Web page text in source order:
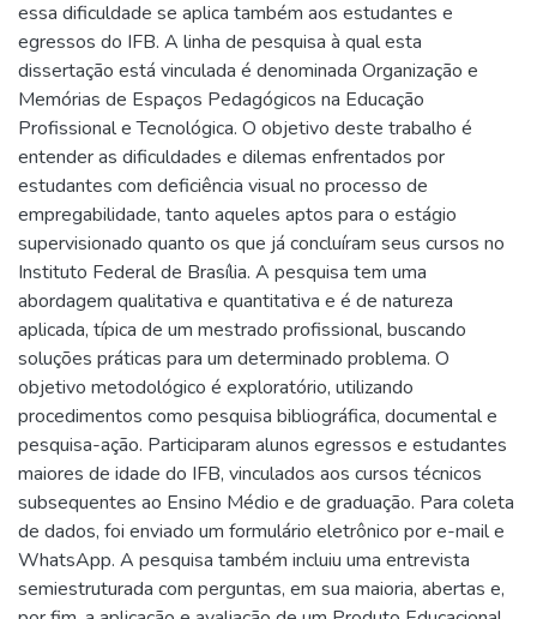
essa dificuldade se aplica também aos estudantes e
egressos do IFB. A linha de pesquisa à qual esta
dissertação está vinculada é denominada Organização e
Memórias de Espaços Pedagógicos na Educação
Profissional e Tecnológica. O objetivo deste trabalho é
entender as dificuldades e dilemas enfrentados por
estudantes com deficiência visual no processo de
empregabilidade, tanto aqueles aptos para o estágio
supervisionado quanto os que já concluíram seus cursos no
Instituto Federal de Brasília. A pesquisa tem uma
abordagem qualitativa e quantitativa e é de natureza
aplicada, típica de um mestrado profissional, buscando
soluções práticas para um determinado problema. O
objetivo metodológico é exploratório, utilizando
procedimentos como pesquisa bibliográfica, documental e
pesquisa-ação. Participaram alunos egressos e estudantes
maiores de idade do IFB, vinculados aos cursos técnicos
subsequentes ao Ensino Médio e de graduação. Para coleta
de dados, foi enviado um formulário eletrônico por e-mail e
WhatsApp. A pesquisa também incluiu uma entrevista
semiestruturada com perguntas, em sua maioria, abertas e,